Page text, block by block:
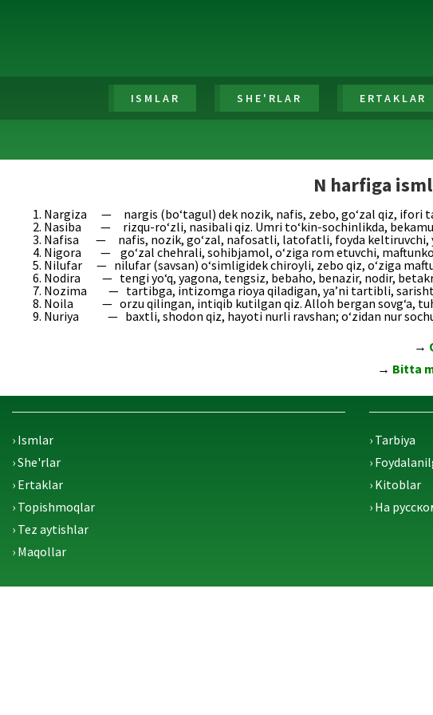
ISMLAR SHE'RLAR ERTAKLAR
N harfiga
Nargiza — nargis (bo‘tagul) dek nozik, nafis, zebo, go‘zal qiz, ifori
Nasiba — rizqu-ro‘zli, nasibali qiz. Umri to‘kin-sochinlikda, bekamu-
Nafisa — nafis, nozik, go‘zal, nafosatli, latofatli, foyda keltiruvchi,
Nigora — go‘zal chehrali, sohibjamol, o‘ziga rom etuvchi,
Nilufar — nilufar (savsan) o‘simligidek chiroyli, zebo qiz, o‘ziga
Nodira — tengi yo‘q, yagona, tengsiz, bebaho, benazir, nodir,
Nozima — tartibga, intizomga rioya qiladigan, ya’ni tartibli,
Noila — orzu qilingan, intiqib kutilgan qiz. Alloh bergan sovg‘a,
Nuriya — baxtli, shodon qiz, hayoti nurli ravshan; o‘zidan nur
→
→ Bitta
› Ismlar
› She'rlar
› Ertaklar
› Topishmoqlar
› Tez aytishlar
› Maqollar
› Tarbiya
›
› Kitoblar
› На